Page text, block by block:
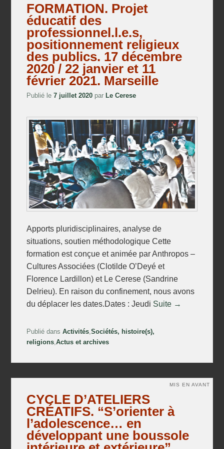
FORMATION. Projet
éducatif des
professionnel.l.e.s,
positionnement religieux
des publics. 17 décembre
2020 / 22 janvier et 11
février 2021. Marseille
Publié le7 juillet 2020 par Le Cerese
Apports pluridisciplinaires, analyse de
situations, soutien méthodologique Cette
formation est conçue et animée par Anthropos –
Cultures Associées (Clotilde O’Deyé et
Florence Lardillon) et Le Cerese (Sandrine
Delrieu). En raison du confinement, nous avons
du déplacer les dates.Dates : Jeudi Suite →
Publié dans Activités ,Sociétés, histoire(s),
religions ,Actus et archives
CYCLE D’ATELIERS
CRÉATIFS. “S’orienter à
l’adolescence… en
développant une boussole
MIS EN AVANT